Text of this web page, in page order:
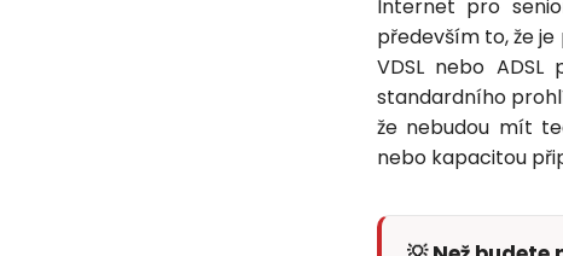
Internet pro
především to, že je
VDSL nebo
standardního
že nebudou mít
nebo kapacitou